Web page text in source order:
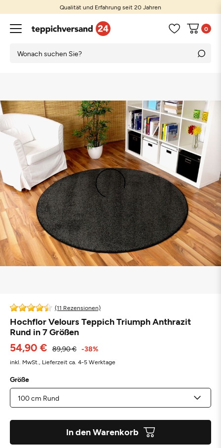
Qualität und Erfahrung seit 20 Jahren
0
(11 Rezensionen)
Hochflor Velours Teppich Triumph Anthrazit
Rund in 7 Größen
54,90 € 89,90 € -38%
inkl. MwSt., Lieferzeit ca. 4-5 Werktage
Größe
In den Warenkorb